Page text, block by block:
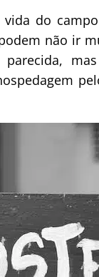
do
não ir